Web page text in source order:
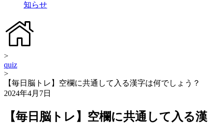
知らせ
>
quiz
>
【毎日脳トレ】空欄に共通して入る漢字は何でしょう？
2024年4月7日
【毎日脳トレ】空欄に共通して入る漢